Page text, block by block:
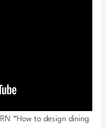
“How to design dining